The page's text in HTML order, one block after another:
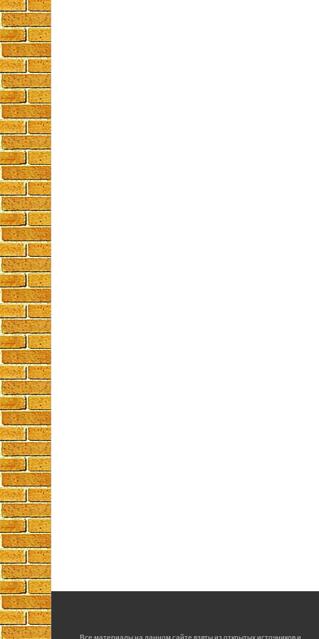
Все материалы на данном сайте взяты из открытых источников и